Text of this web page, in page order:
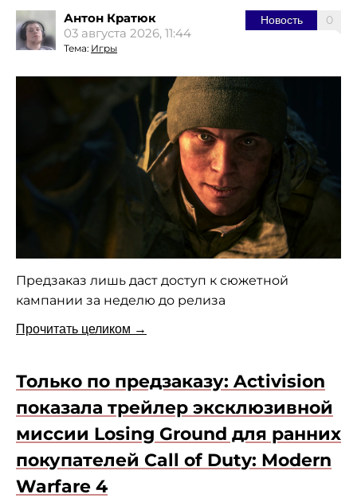
0
Новость
Антон Кратюк
03 августа 2026, 11:44
Тема: Игры
Предзаказ лишь даст доступ к сюжетной
кампании за неделю до релиза
Прочитать целиком →
Только по предзаказу: Activision
показала трейлер эксклюзивной
миссии Losing Ground для ранних
покупателей Call of Duty: Modern
Warfare 4